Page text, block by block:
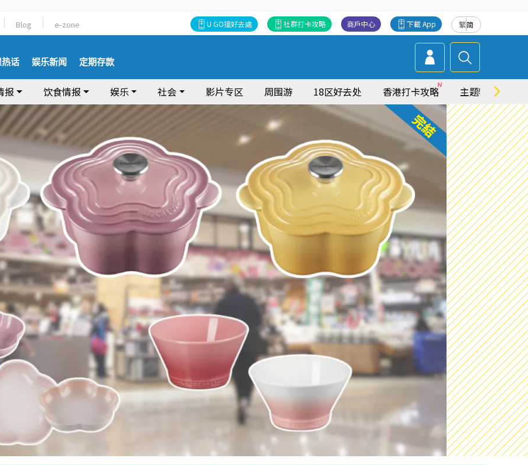
Blog e-zone 繁简
下載 App
商戶中心
社群打卡攻略
U GO搵好去處
热话 娱乐新闻 定期存款
报 饮食情报 娱乐 社会 影片专区 周围游 18区好去处 香港打卡攻略 主题特集